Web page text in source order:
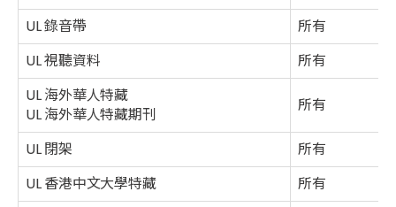
UL 錄音帶
所有
UL 視聽資料
所有
UL 海外華人特藏
UL 海外華人特藏期刊
所有
UL 閉架
所有
UL 香港中文大學特藏
所有